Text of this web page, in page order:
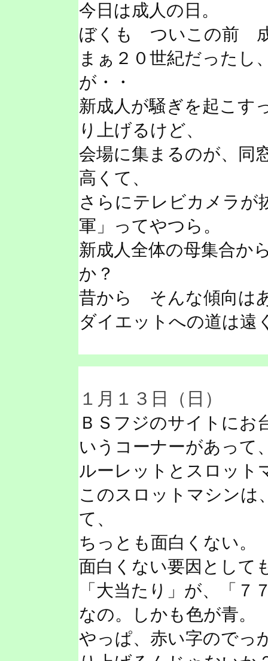
今日は成人の日。
ぼくも ついこの前
まぁ２０世紀だったし
が・・
新成人が騒ぎを起こす
り上げるけど、
会場に集まるのが、同
高くて、
さらにテレビカメラが
軍」ってやつら。
新成人全体の母集合か
か？
昔から そんな傾向は
ダイエットへの道は遠
１月１３日（日）
ＢＳフジのサイトにお
いうコーナーがあって
ルーレットとスロット
このスロットマシンは
て、
ちっとも面白くない。
面白くない要因として
「大当たり」が、「
なの。しかも色が青。
やっぱ、赤い字のでっ